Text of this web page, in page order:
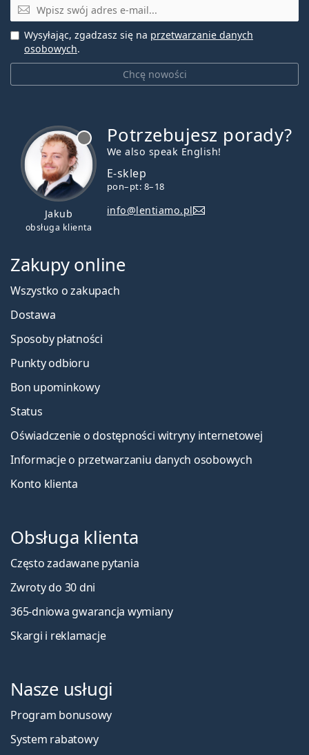
E-mail
Chcę nowości
Wysyłając, zgadzasz się na przetwarzanie danych
osobowych.
Jakub
obsługa klienta
Potrzebujesz porady?
We also speak English!
E-sklep
pon–pt: 8–18
info@lentiamo.pl
Zakupy online
Wszystko o zakupach
Dostawa
Sposoby płatności
Punkty odbioru
Bon upominkowy
Status
Oświadczenie o dostępności witryny internetowej
Informacje o przetwarzaniu danych osobowych
Konto klienta
Obsługa klienta
Często zadawane pytania
Zwroty do 30 dni
365-dniowa gwarancja wymiany
Skargi i reklamacje
Nasze usługi
Program bonusowy
System rabatowy